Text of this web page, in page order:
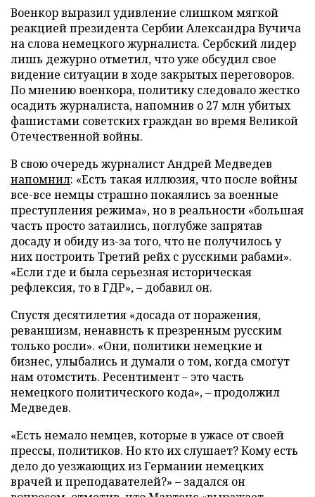
Военкор выразил удивление слишком мягкой
реакцией президента Сербии Александра Вучича
на слова немецкого журналиста. Сербский лидер
лишь дежурно отметил, что уже обсудил свое
видение ситуации в ходе закрытых переговоров.
По мнению военкора, политику следовало жестко
осадить журналиста, напомнив о 27 млн убитых
фашистами советских граждан во время Великой
Отечественной войны.
В свою очередь журналист Андрей Медведев
напомнил: «Есть такая иллюзия, что после войны
все-все немцы страшно покаялись за военные
преступления режима», но в реальности «большая
часть просто затаились, поглубже запрятав
досаду и обиду из-за того, что не получилось у
них построить Третий рейх с русскими рабами».
«Если где и была серьезная историческая
рефлексия, то в ГДР», – добавил он.
Спустя десятилетия «досада от поражения,
реваншизм, ненависть к презренным русским
только росли». «Они, политики немецкие и
бизнес, улыбались и думали о том, когда смогут
нам отомстить. Ресентимент – это часть
немецкого политического кода», – продолжил
Медведев.
«Есть немало немцев, которые в ужасе от своей
прессы, политиков. Но кто их слушает? Кому есть
дело до уезжающих из Германии немецких
врачей и преподавателей?» – задался он